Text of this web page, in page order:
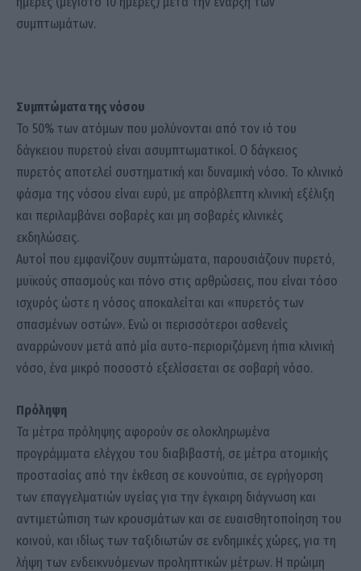
συμπτωμάτων.
Συμπτώματα της νόσου
Το 50% των ατόμων που μολύνονται από τον ιό του
δάγκειου πυρετού είναι ασυμπτωματικοί. Ο δάγκειος
πυρετός αποτελεί συστηματική και δυναμική νόσο. Το κλινικό
φάσμα της νόσου είναι ευρύ, με απρόβλεπτη κλινική εξέλιξη
και περιλαμβάνει σοβαρές και μη σοβαρές κλινικές
εκδηλώσεις.
Αυτοί που εμφανίζουν συμπτώματα, παρουσιάζουν πυρετό,
μυϊκούς σπασμούς και πόνο στις αρθρώσεις, που είναι τόσο
ισχυρός ώστε η νόσος αποκαλείται και «πυρετός των
σπασμένων οστών». Ενώ οι περισσότεροι ασθενείς
αναρρώνουν μετά από μία αυτο-περιοριζόμενη ήπια κλινική
νόσο, ένα μικρό ποσοστό εξελίσσεται σε σοβαρή νόσο.
Πρόληψη
Τα μέτρα πρόληψης αφορούν σε ολοκληρωμένα
προγράμματα ελέγχου του διαβιβαστή, σε μέτρα ατομικής
προστασίας από την έκθεση σε κουνούπια, σε εγρήγορση
των επαγγελματιών υγείας για την έγκαιρη διάγνωση και
αντιμετώπιση των κρουσμάτων και σε ευαισθητοποίηση του
κοινού, και ιδίως των ταξιδιωτών σε ενδημικές χώρες, για τη
λήψη των ενδεικνυόμενων προληπτικών μέτρων. Η πρώιμη